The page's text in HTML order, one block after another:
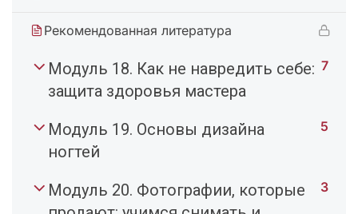
Рекомендованная литература
Модуль 18. Как не навредить себе:
защита здоровья мастера
7
Модуль 19. Основы дизайна
ногтей
5
Модуль 20. Фотографии, которые
3